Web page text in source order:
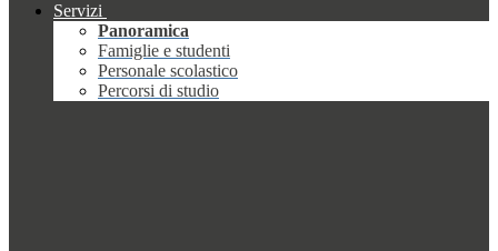
Servizi
Panoramica
Famiglie e studenti
Personale scolastico
Percorsi di studio